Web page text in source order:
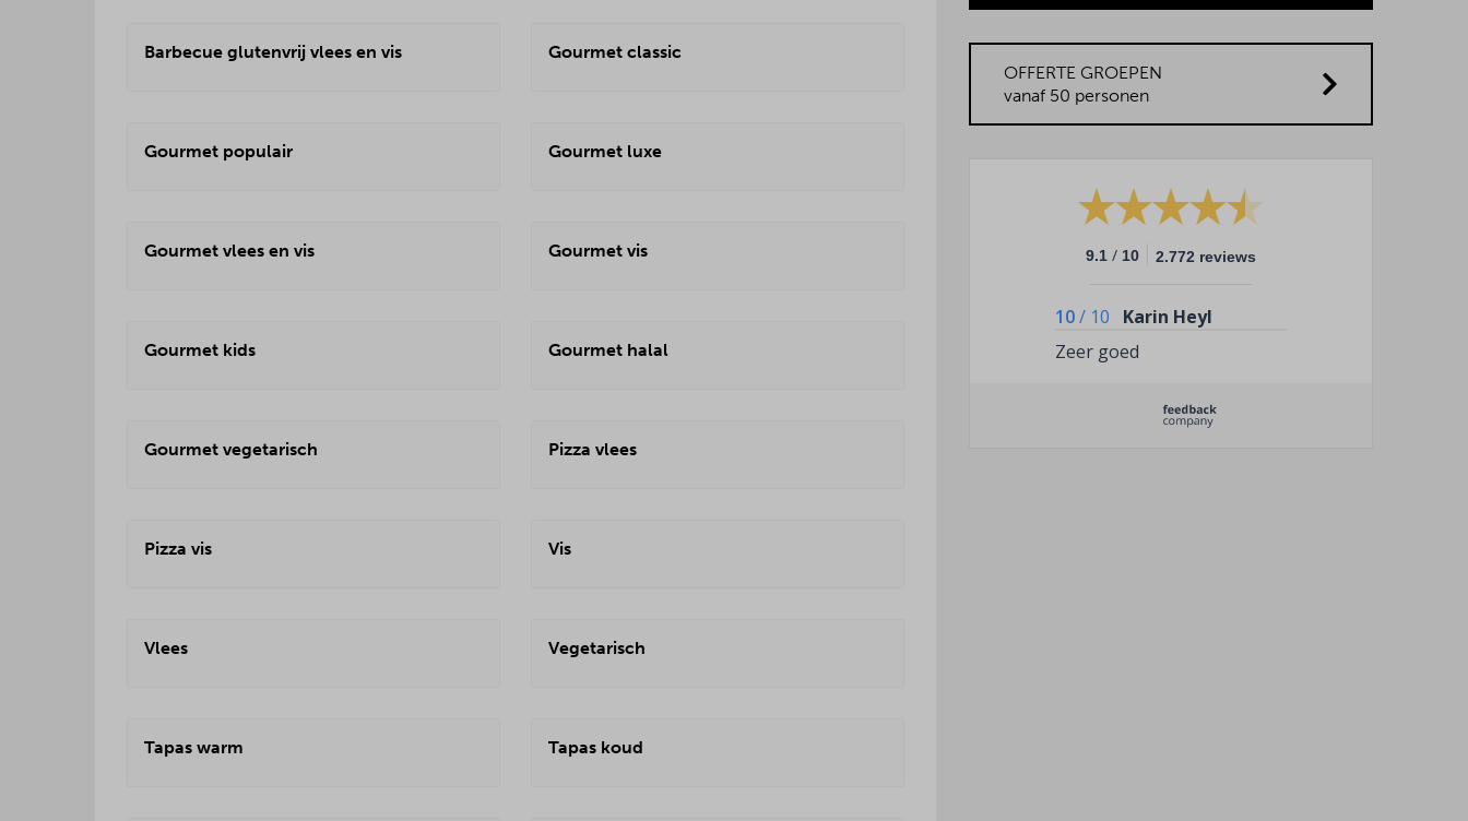
Barbecue glutenvrij vlees en vis Gourmet classic
Gourmet populair Gourmet luxe
Gourmet vlees en vis Gourmet vis
Gourmet kids Gourmet halal
Gourmet vegetarisch Pizza vlees
Pizza vis Vis
Vlees Vegetarisch
Tapas warm Tapas koud
OFFERTE GROEPEN
vanaf 50 personen
9.1 / 10 2.772 reviews
10/ 10
Karin Heyl
Zeer goed